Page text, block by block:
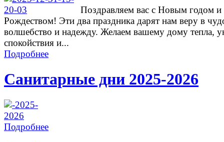
Поздравляем вас с Новым годом и
Рождеством! Эти два праздника дарят нам веру в
волшебство и надежду. Желаем вашему дому тепла,
спокойствия и...
Подробнее
Санитарные дни 2025-2026
Подробнее